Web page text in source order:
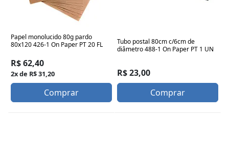
Papel monolucido 80g pardo
80x120 426-1 On Paper PT 20 FL
R$ 62,40
2x de R$ 31,20
Comprar
Tubo postal 80cm c/6cm de
diâmetro 488-1 On Paper PT 1 UN
R$ 23,00
Comprar